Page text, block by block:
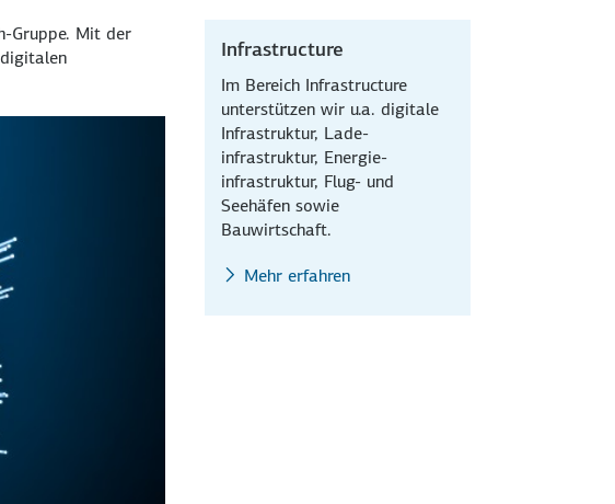
Gruppe. Mit der
Infrastructure
Im Bereich Infrastructure
unterstützen wir u.a. digitale
Infrastruktur, Lade­
infrastruktur, Energie­
infrastruktur, Flug- und
Seehäfen sowie
Bauwirtschaft.
Mehr erfahren